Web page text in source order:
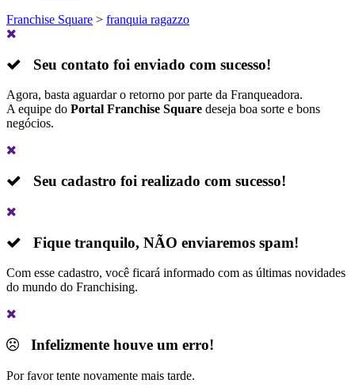
Franchise Square > franquia ragazzo
Seu contato foi enviado com sucesso!
Agora, basta aguardar o retorno por parte da Franqueadora.
A equipe do Portal Franchise Square deseja boa sorte e bons
negócios.
Seu cadastro foi realizado com sucesso!
Fique tranquilo, NÃO enviaremos spam!
Com esse cadastro, você ficará informado com as últimas novidades
do mundo do Franchising.
Infelizmente houve um erro!
Por favor tente novamente mais tarde.